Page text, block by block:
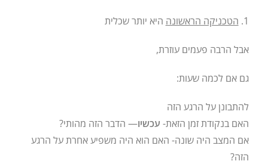
1. הטכניקה הראשונה היא יותר שכלית
אבל הרבה פעמים עוזרת,
גם אם לכמה שעות:
להתבונן על הרגע הזה
האם בנקודת זמן הזאת- עכשיו— הדבר הזה מהותי?
אם המצב היה שונה- האם הוא היה משפיע אחרת על הרגע
הזה?